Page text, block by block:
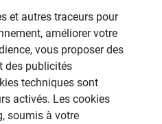
1 2 3
et autres traceurs pour
améliorer votre
vous proposer des
des publicités
techniques sont
activés. Les cookies
soumis à votre